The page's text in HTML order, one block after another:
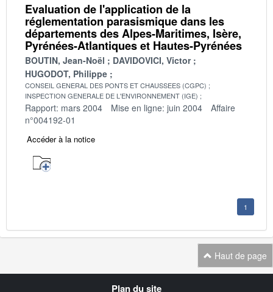
Evaluation de l'application de la
réglementation parasismique dans les
départements des Alpes-Maritimes, Isère,
Pyrénées-Atlantiques et Hautes-Pyrénées
BOUTIN, Jean-Noël
DAVIDOVICI, Victor
HUGODOT, Philippe
CONSEIL GENERAL DES PONTS ET CHAUSSEES (CGPC)
INSPECTION GENERALE DE L'ENVIRONNEMENT (IGE)
Rapport: mars 2004 Mise en ligne: juin 2004
Affaire
n°004192-01
Accéder à la notice
1
Haut de page
Plan du site